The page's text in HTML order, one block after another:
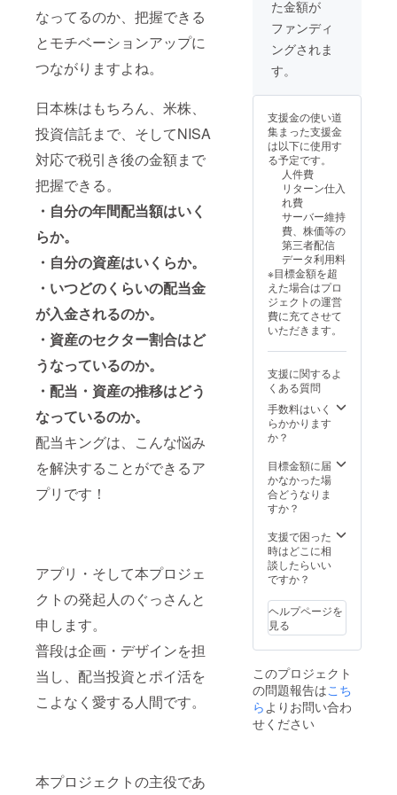
なってるのか、把握できる
とモチベーションアップに
つながりますよね。
日本株はもちろん、米株、
投資信託まで、そしてNISA
対応で税引き後の金額まで
把握できる。
・自分の年間配当額はいく
らか。
・自分の資産はいくらか。
・いつどのくらいの配当金
が入金されるのか。
・資産のセクター割合はど
うなっているのか。
・配当・資産の推移はどう
なっているのか。
配当キングは、こんな悩み
を解決することができるア
プリです！
アプリ・そして本プロジェ
クトの発起人のぐっさんと
申します。
普段は企画・デザインを担
当し、配当投資とポイ活を
こよなく愛する人間です。
本プロジェクトの主役であ
イズの
仕様が
変更に
なる可
ます。
年間無
料にな
りま
す。 ※
ド会員
方もご
利用可
能で
す。 ※
クーポ
ン終了
サブス
クを
キャン
セルし
ない限
り自動
課金と
して毎
月360円
が発生
す。
た金額が
ファンディ
ングされま
す。
支援金の使い道
集まった支援金
は以下に使用す
る予定です。
人件費
リターン仕入
れ費
サーバー維持
費、株価等の
第三者配信
データ利用料
※目標金額を超
えた場合はプロ
ジェクトの運営
費に充てさせて
いただきます。
支援に関するよ
くある質問
手数料はいく
らかかります
か？
目標金額に届
かなかった場
合どうなりま
すか？
支援で困った
時はどこに相
談したらいい
ですか？
ヘルプページを
見る
このプロジェクト
の問題報告はこち
らよりお問い合わ
せください